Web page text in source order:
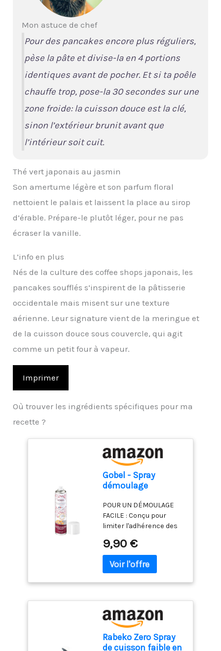
Mon astuce de chef
Pour des pancakes encore plus réguliers,
pèse la pâte et divise-la en 4 portions
identiques avant de pocher. Et si ta poêle
chauffe trop, pose-la 30 secondes sur une
zone froide: la cuisson douce est la clé,
sinon l’extérieur brunit avant que
l’intérieur soit cuit.
Thé vert japonais au jasmin
Son amertume légère et son parfum floral
nettoient le palais et laissent la place au sirop
d’érable. Prépare-le plutôt léger, pour ne pas
écraser la vanille.
L’info en plus
Nés de la culture des coffee shops japonais, les
pancakes soufflés s’inspirent de la pâtisserie
occidentale mais misent sur une texture
aérienne. Leur signature vient de la meringue et
de la cuisson douce sous couvercle, qui agit
comme un petit four à vapeur.
Imprimer
Où trouver les ingrédients spécifiques pour ma
recette ?
Gobel - Spray
démoulage
alimentaire huile
colza sans odeur
POUR UN DÉMOULAGE
FACILE : Conçu pour
limiter l'adhérence des
cuisson, ce spray est
idéal pour démouler et
décoller vos
abîmer. POUR TOUTES
VOS ENVIES CUISINE :
Sans goût ni odeur, ce
spray est compatible
avec tous les types de
9,90 €
Rabeko Zero Spray
de cuisson faible en